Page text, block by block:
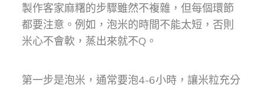
製作客家麻糬的步驟雖然不複雜，但每個環節
都要注意。例如，泡米的時間不能太短，否則
米心不會軟，蒸出來就不Q。
第一步是泡米，通常要泡4-6小時，讓米粒充分